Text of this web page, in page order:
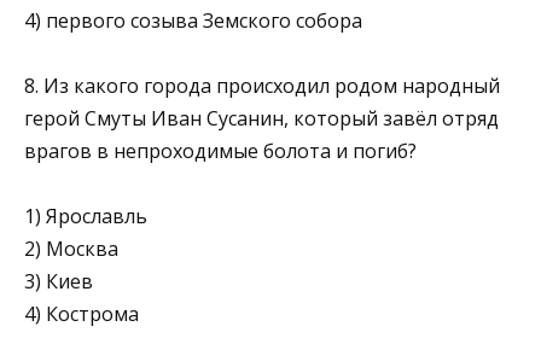
4) первого созыва Земского собора
8. Из какого города происходил родом народный
герой Смуты Иван Сусанин, который завёл отряд
врагов в непроходимые болота и погиб?
1) Ярославль
2) Москва
3) Киев
4) Кострома